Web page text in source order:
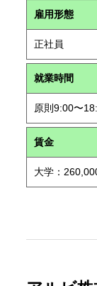
雇用形態
正社員
就業時間
原則9:00〜
賃金
大学：